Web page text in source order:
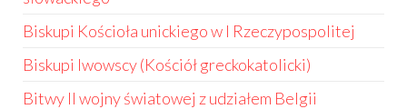
Biskupi Kościoła unickiego w I Rzeczypospolitej
Biskupi lwowscy (Kościół greckokatolicki)
Bitwy II wojny światowej z udziałem Belgii